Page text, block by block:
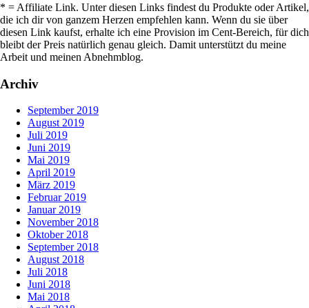
* = Affiliate Link. Unter diesen Links findest du Produkte oder Artikel,
die ich dir von ganzem Herzen empfehlen kann. Wenn du sie über
diesen Link kaufst, erhalte ich eine Provision im Cent-Bereich, für dich
bleibt der Preis natürlich genau gleich. Damit unterstützt du meine
Arbeit und meinen Abnehmblog.
Archiv
September 2019
August 2019
Juli 2019
Juni 2019
Mai 2019
April 2019
März 2019
Februar 2019
Januar 2019
November 2018
Oktober 2018
September 2018
August 2018
Juli 2018
Juni 2018
Mai 2018